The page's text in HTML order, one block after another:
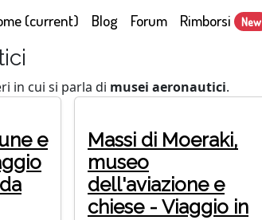
(current) Blog Forum Rimborsi New
in cui si parla di musei aeronautici.
e
Massi di Moeraki,
museo
dell'aviazione e
chiese - Viaggio in